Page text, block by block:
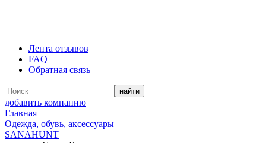
Лента отзывов
FAQ
Обратная связь
добавить компанию
Главная
Одежда, обувь, аксессуары
SANAHUNT